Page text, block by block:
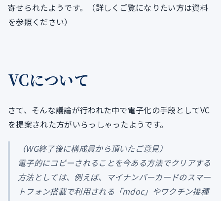
寄せられたようです。（詳しくご覧になりたい方は資料
を参照ください）
VCについて
さて、そんな議論が行われた中で電子化の手段としてVC
を提案された方がいらっしゃったようです。
（WG終了後に構成員から頂いたご意見）
電子的にコピーされることを今ある方法でクリアする
方法としては、例えば、マイナンバーカードのスマー
トフォン搭載で利用される「mdoc」やワクチン接種